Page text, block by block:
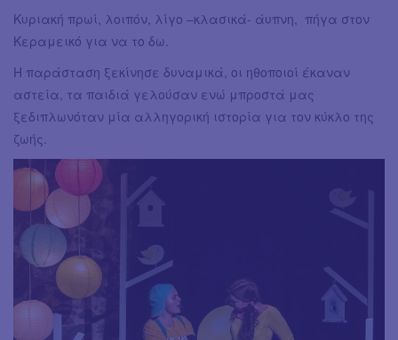
Κυριακή πρωί, λοιπόν, λίγο –κλασικά- άυπνη, πήγα στον
Κεραμεικό για να το δω.
Η παράσταση ξεκίνησε δυναμικά, οι ηθοποιοί έκαναν
αστεία, τα παιδιά γελούσαν ενώ μπροστά μας
ξεδιπλωνόταν μία αλληγορική ιστορία για τον κύκλο της
ζωής.